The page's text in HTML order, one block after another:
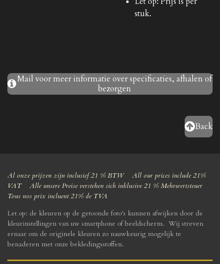
stuk.
Mail voor meer informatie over specificaties, afhalen of
bezorgen
Back
Al onze prijzen zijn inclusief 21 % BTW All our prices include 21%
VAT Alle unsere Preise verstehen sich inklusive 21 % Mehrwertsteuer
Tous nos prix incluent 21% de TVA
Let op: de kleuren op de getoonde foto's kunnen afwijken door de
kleurinstellingen van uw smartphone of beeldscherm. Wij streven
ernaar om de originele kleuren zo nauwkeurig mogelijk te
benaderen met onze bekledingsstoffen.